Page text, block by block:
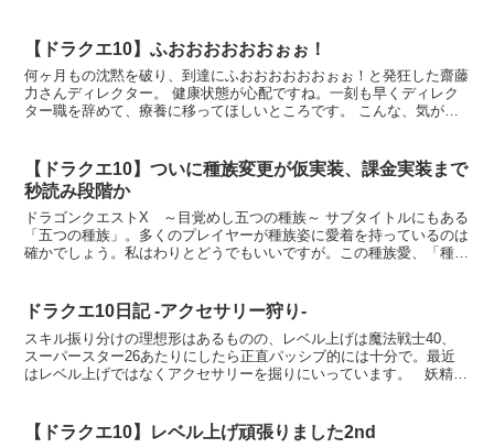
【ドラクエ10】ふおおおおおおぉぉ！
何ヶ月もの沈黙を破り、到達にふおおおおおおぉぉ！と発狂した齋藤
力さんディレクター。 健康状態が心配ですね。一刻も早くディレク
ター職を辞めて、療養に移ってほしいところです。 こんな、気が向
【ドラクエ10】ついに種族変更が仮実装、課金実装まで
秒読み段階か
ドラゴンクエストX ～目覚めし五つの種族～ サブタイトルにもある
「五つの種族」。多くのプレイヤーが種族姿に愛着を持っているのは
確かでしょう。私はわりとどうでもいいですが。この種族愛、「種族
ドラクエ10日記 -アクセサリー狩り-
スキル振り分けの理想形はあるものの、レベル上げは魔法戦士40、
スーパースター26あたりにしたら正直パッシブ的には十分で。最近
はレベル上げではなくアクセサリーを掘りにいっています。 妖精の
【ドラクエ10】レベル上げ頑張りました2nd